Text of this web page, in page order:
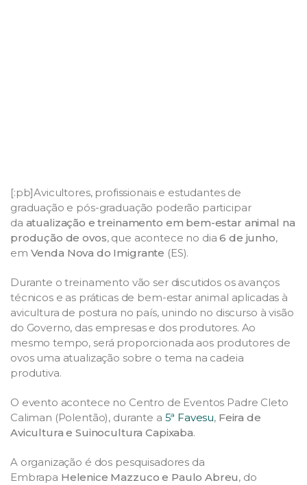
[:pb]Avicultores, profissionais e estudantes de
graduação e pós-graduação poderão participar
da atualização e treinamento em bem-estar animal na
produção de ovos, que acontece no dia6 de junho,
em Venda Nova do Imigrante (ES).
Durante o treinamento vão ser discutidos os avanços
técnicos e as práticas de bem-estar animal aplicadas à
avicultura de postura no país, unindo no discurso à visão
do Governo, das empresas e dos produtores. Ao
mesmo tempo, será proporcionada aos produtores de
ovos uma atualização sobre o tema na cadeia
produtiva.
O evento acontece no Centro de Eventos Padre Cleto
Caliman (Polentão), durante a 5ª Favesu, Feira de
Avicultura e Suinocultura Capixaba.
A organização é dos pesquisadores da
Embrapa Helenice Mazzuco e Paulo Abreu, do